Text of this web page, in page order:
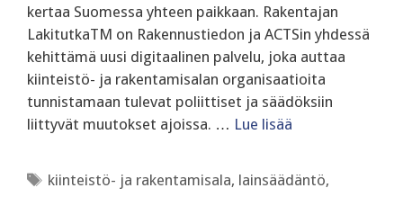
kertaa Suomessa yhteen paikkaan. Rakentajan
LakitutkaTM on Rakennustiedon ja ACTSin yhdessä
kehittämä uusi digitaalinen palvelu, joka auttaa
kiinteistö- ja rakentamisalan organisaatioita
tunnistamaan tulevat poliittiset ja säädöksiin
liittyvät muutokset ajoissa. … Lue lisää
Avainsanat
kiinteistö- ja rakentamisala, lainsäädäntö,